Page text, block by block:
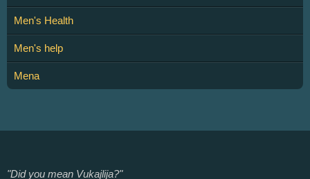
Men's Health
Men's help
Mena
"Did you mean Vukajlija?"